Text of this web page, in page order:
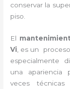
conservar la
piso.
El
Vi , es un
especialmente
una apariencia
veces